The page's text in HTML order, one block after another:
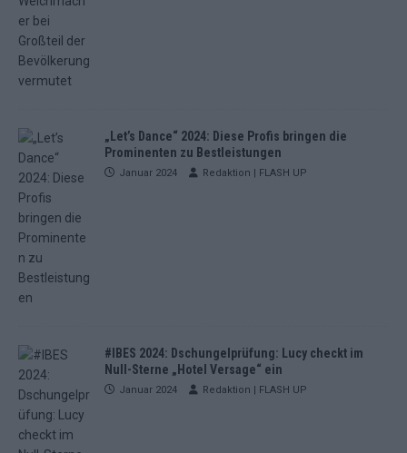
„Let’s Dance“ 2024: Diese Profis bringen die
Prominenten zu Bestleistungen
Januar 2024 Redaktion | FLASH UP
#IBES 2024: Dschungelprüfung: Lucy checkt im
Null-Sterne „Hotel Versage“ ein
Januar 2024 Redaktion | FLASH UP